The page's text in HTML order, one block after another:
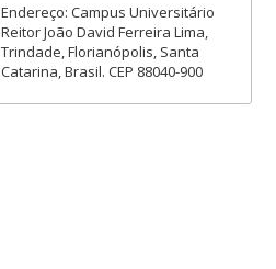
Endereço: Campus Universitário
Reitor João David Ferreira Lima,
Trindade, Florianópolis, Santa
Catarina, Brasil. CEP 88040-900